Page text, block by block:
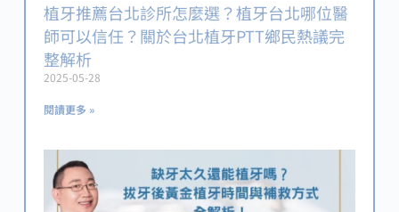
植牙推薦台北診所怎麼選？植牙台北哪位醫
師可以信任？關於台北植牙PTT鄉民熱議完
整解析
2025-05-28
閱讀更多 »